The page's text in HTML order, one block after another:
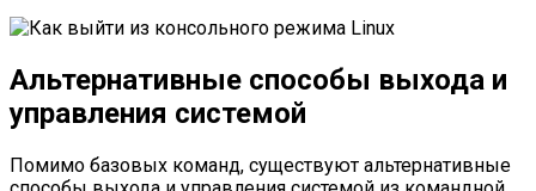
Альтернативные способы выхода и
управления системой
Помимо базовых команд, существуют альтернативные